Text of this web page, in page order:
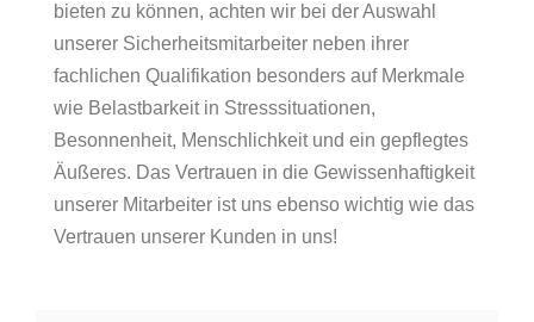
bieten zu können, achten wir bei der Auswahl
unserer Sicherheitsmitarbeiter neben ihrer
fachlichen Qualifikation besonders auf Merkmale
wie Belastbarkeit in Stresssituationen,
Besonnenheit, Menschlichkeit und ein gepflegtes
Äußeres. Das Vertrauen in die Gewissenhaftigkeit
unserer Mitarbeiter ist uns ebenso wichtig wie das
Vertrauen unserer Kunden in uns!